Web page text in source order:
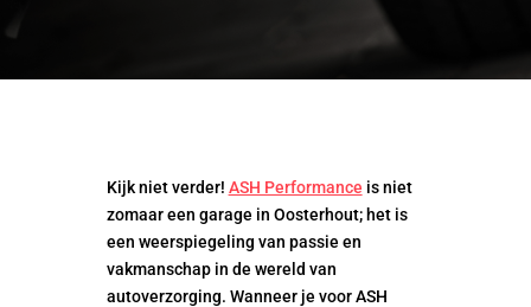
Kijk niet verder! ASH Performance is niet
zomaar een garage in Oosterhout; het is
een weerspiegeling van passie en
vakmanschap in de wereld van
autoverzorging. Wanneer je voor ASH